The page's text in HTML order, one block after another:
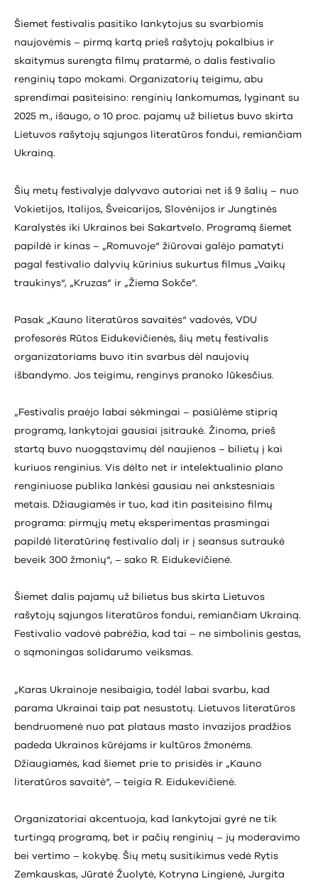
Šiemet festivalis pasitiko lankytojus su svarbiomis
naujovėmis – pirmą kartą prieš rašytojų pokalbius ir
skaitymus surengta filmų pratarmė, o dalis festivalio
renginių tapo mokami. Organizatorių teigimu, abu
sprendimai pasiteisino: renginių lankomumas, lyginant su
2025 m., išaugo, o 10 proc. pajamų už bilietus buvo skirta
Lietuvos rašytojų sąjungos literatūros fondui, remiančiam
Ukrainą.
Šių metų festivalyje dalyvavo autoriai net iš 9 šalių – nuo
Vokietijos, Italijos, Šveicarijos, Slovėnijos ir Jungtinės
Karalystės iki Ukrainos bei Sakartvelo. Programą šiemet
papildė ir kinas – „Romuvoje“ žiūrovai galėjo pamatyti
pagal festivalio dalyvių kūrinius sukurtus filmus „Vaikų
traukinys“, „Kruzas“ ir „Žiema Sokče“.
Pasak „Kauno literatūros savaitės“ vadovės, VDU
profesorės Rūtos Eidukevičienės, šių metų festivalis
organizatoriams buvo itin svarbus dėl naujovių
išbandymo. Jos teigimu, renginys pranoko lūkesčius.
„Festivalis praėjo labai sėkmingai – pasiūlėme stiprią
programą, lankytojai gausiai įsitraukė. Žinoma, prieš
startą buvo nuogąstavimų dėl naujienos – bilietų į kai
kuriuos renginius. Vis dėlto net ir intelektualinio plano
renginiuose publika lankėsi gausiau nei ankstesniais
metais. Džiaugiamės ir tuo, kad itin pasiteisino filmų
programa: pirmųjų metų eksperimentas prasmingai
papildė literatūrinę festivalio dalį ir į seansus sutraukė
beveik 300 žmonių“, – sako R. Eidukevičienė.
Šiemet dalis pajamų už bilietus bus skirta Lietuvos
rašytojų sąjungos literatūros fondui, remiančiam Ukrainą.
Festivalio vadovė pabrėžia, kad tai – ne simbolinis gestas,
o sąmoningas solidarumo veiksmas.
„Karas Ukrainoje nesibaigia, todėl labai svarbu, kad
parama Ukrainai taip pat nesustotų. Lietuvos literatūros
bendruomenė nuo pat plataus masto invazijos pradžios
padeda Ukrainos kūrėjams ir kultūros žmonėms.
Džiaugiamės, kad šiemet prie to prisidės ir „Kauno
literatūros savaitė“, – teigia R. Eidukevičienė.
Organizatoriai akcentuoja, kad lankytojai gyrė ne tik
turtingą programą, bet ir pačių renginių – jų moderavimo
bei vertimo – kokybę. Šių metų susitikimus vedė Rytis
Zemkauskas, Jūratė Žuolytė, Kotryna Lingienė, Jurgita